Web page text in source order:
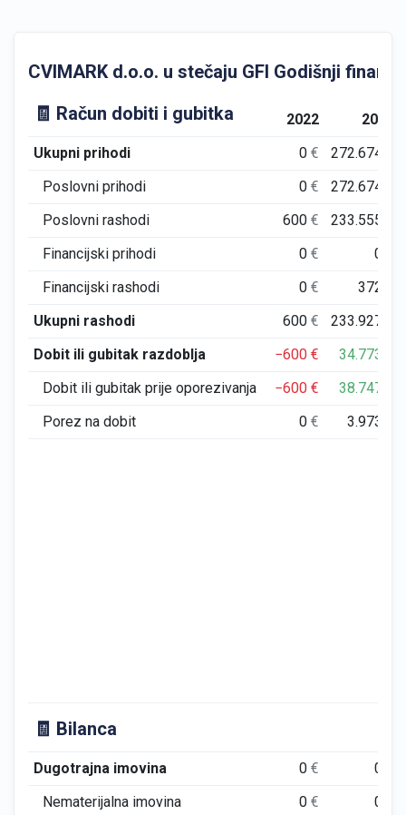
CVIMARK d.o.o. u stečaju GFI Godišnji
🧾 Račun dobiti i gubitka
2022
2023
Ukupni prihodi
0€ 272.674
Poslovni prihodi
0€ 272.674
Poslovni rashodi
600€ 233.555
Financijski prihodi
0€ 0
Financijski rashodi
0€ 372
Ukupni rashodi
600€ 233.927
Dobit ili gubitak razdoblja
−600€ 34.773
Dobit ili gubitak prije oporezivanja
−600€ 38.747
Porez na dobit
0€ 3.973
🧾 Bilanca
Dugotrajna imovina 0€ 0
Nematerijalna imovina
0€ 0